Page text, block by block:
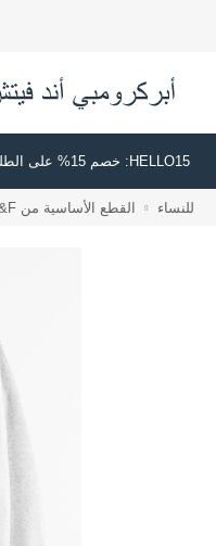
HELLO15: خصم 15% على الطلب الأول عند استخدام الكود | توصيل مجاني على جميع الطلبات بقيمة 500 ريال سعودي أو أكثر | اشترِ الآن وادفع لاحقًا عبر تابي وتمارا
للنساء القطع الأساسية من A&F